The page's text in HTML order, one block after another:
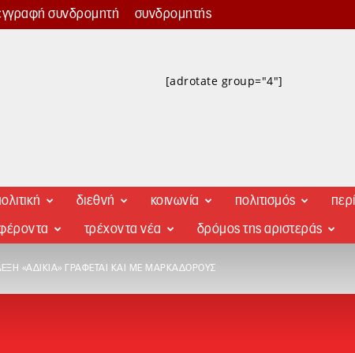
συνδρομητή συνδρομητής
[adrotate group="4"]
διεθνή κοινωνία πολιτισμός
τρέχοντα νέα δρόμος της αριστεράς
«ΑΔΙΚΊΑ» ΓΡΆΦΕΤΑΙ ΚΑΙ ΜΕ ΜΑΡΚΑΔΌΡΟΥΣ